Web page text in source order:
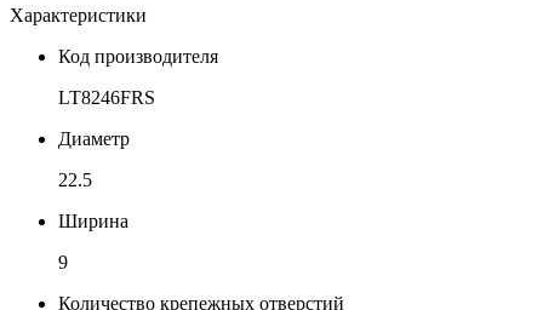
Характеристики
Код производителя
LT8246FRS
Диаметр
22.5
Ширина
9
Количество крепежных отверстий